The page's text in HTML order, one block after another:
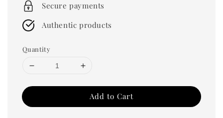
Secure payments
Authentic products
Quantity
Add to Cart